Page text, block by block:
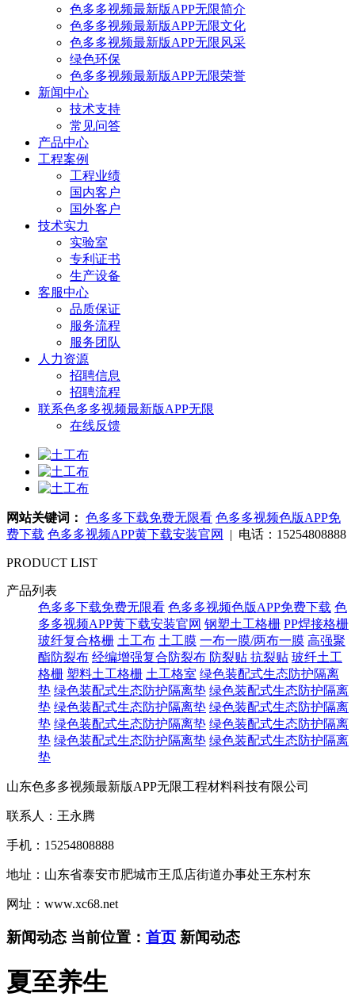
色多多视频最新版APP无限简介
色多多视频最新版APP无限文化
色多多视频最新版APP无限风采
绿色环保
色多多视频最新版APP无限荣誉
新闻中心
技术支持
常见问答
产品中心
工程案例
工程业绩
国内客户
国外客户
技术实力
实验室
专利证书
生产设备
客服中心
品质保证
服务流程
服务团队
人力资源
招聘信息
招聘流程
联系色多多视频最新版APP无限
在线反馈
网站关键词： 色多多下载免费无限看 色多多视频色版APP免
费下载 色多多视频APP黄下载安装官网 | 电话：15254808888
PRODUCT LIST
产品列表
色多多下载免费无限看 色多多视频色版APP免费下载 色
多多视频APP黄下载安装官网 钢塑土工格栅 PP焊接格栅
玻纤复合格栅 土工布 土工膜 一布一膜/两布一膜 高强聚
酯防裂布 经编增强复合防裂布 防裂贴 抗裂贴 玻纤土工
格栅 塑料土工格栅 土工格室 绿色装配式生态防护隔离
垫 绿色装配式生态防护隔离垫 绿色装配式生态防护隔离
垫 绿色装配式生态防护隔离垫 绿色装配式生态防护隔离
垫 绿色装配式生态防护隔离垫 绿色装配式生态防护隔离
垫 绿色装配式生态防护隔离垫 绿色装配式生态防护隔离
垫
山东色多多视频最新版APP无限工程材料科技有限公司
联系人：王永腾
手机：15254808888
地址：山东省泰安市肥城市王瓜店街道办事处王东村东
网址：www.xc68.net
新闻动态 当前位置： 首页 新闻动态
夏至养生